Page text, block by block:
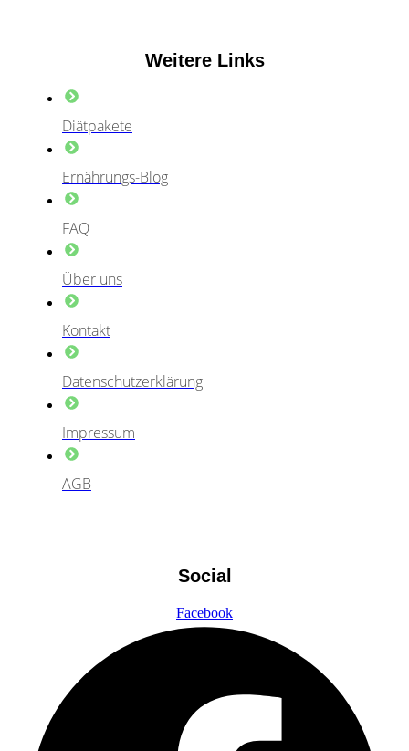
Weitere Links
Diätpakete
Ernährungs-Blog
FAQ
Über uns
Kontakt
Datenschutzerklärung
Impressum
AGB
Social
Facebook